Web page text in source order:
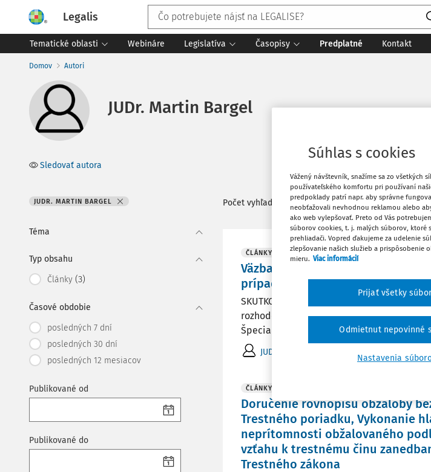
Legalis
Tematické oblasti Webináre Legislatíva Časopisy Predplatné Kontakt
Domov Autori
JUDr. Martin Bargel
Sledovať autora
JUDR. MARTIN BARGEL
Téma
Typ obsahu
Články (3)
Časové obdobie
posledných 7 dní
posledných 30 dní
posledných 12 mesiacov
Publikované od
Publikované do
Počet vyhľadaných dokumentov:3
ČLÁNKY
Väzba - nedodržanie lehoty bez
prípadu (ZSP 7/2024)
SKUTKOVÝ STAv Najvyšší súd SR
rozhodol tak, že. "I. Podľa § 194 ods. 1
Špecializovaného...
JUDr. Martin Bargel
ČLÁNKY
Doručenie rovnopisu obžaloby
Trestného poriadku, Vykonanie
neprítomnosti obžalovaného
vzťahu k trestnému činu
Trestného zákona
Súhlas s cookies
Vážený návštevník, snažíme sa zo všetkých
používateľského komfortu pri používaní
predpoklady patrí napr. aby správne
neobťažovali nevhodnou reklamou alebo
ako web vylepšovať. Preto od Vás
súborov cookies, t. j. malých súborov, ktoré
prehliadači. Vopred ďakujeme za udelenie
zlepšovanie našich služieb a prispôsobenie
mieru. Viac informácií
Nastavenia
Odmietnut nepovinné
Prijať všetky